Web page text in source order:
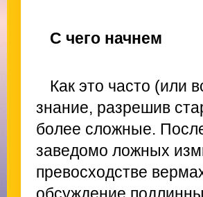
С чего начнем
Как это часто (или
знание, разрешив
более сложные.
заведомо ложных
превосходстве
обсуждение